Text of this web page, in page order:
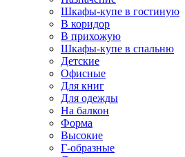
Шкафы-купе в гостиную
В коридор
В прихожую
Шкафы-купе в спальню
Детские
Офисные
Для книг
Для одежды
На балкон
Форма
Высокие
Г-образные